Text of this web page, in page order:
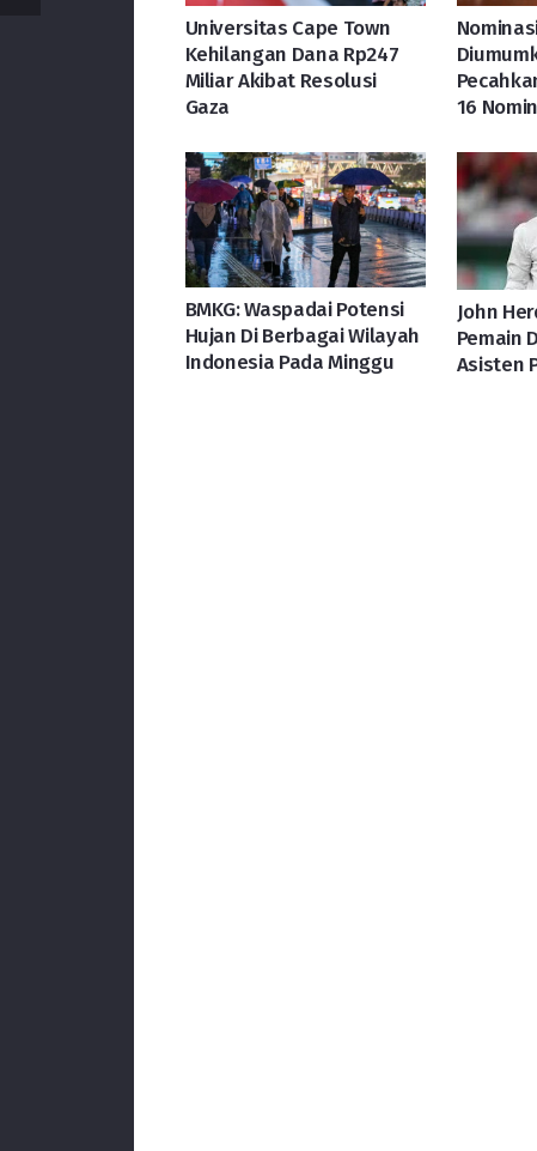
Universitas Cape Town
Kehilangan Dana Rp247
Miliar Akibat Resolusi
Gaza
16
BMKG: Waspadai Potensi
Hujan Di Berbagai Wilayah
Indonesia Pada Minggu
John
Pemain
Asisten